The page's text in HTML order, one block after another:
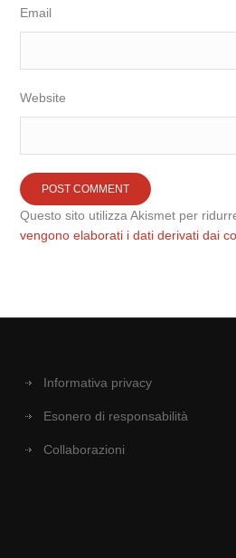
Email
Website
Questo sito utilizza Akismet per
vengono elaborati i dati derivati dai
Informativa privacy
Esonero di responsabilità
Collaborazioni